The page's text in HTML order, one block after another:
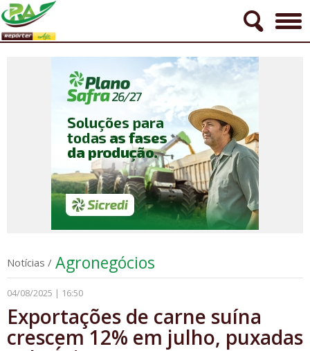
Notícias / Agronegócios
04/08/2025 | 16:50
Exportações de carne suína
crescem 12% em julho, puxadas